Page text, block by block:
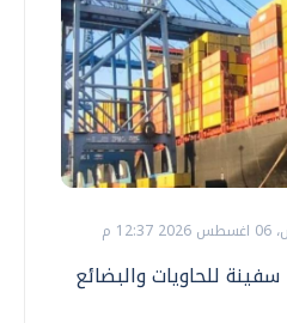
م
ميناء دمياط يتداول 18 سفينة للحاويات والبضائع